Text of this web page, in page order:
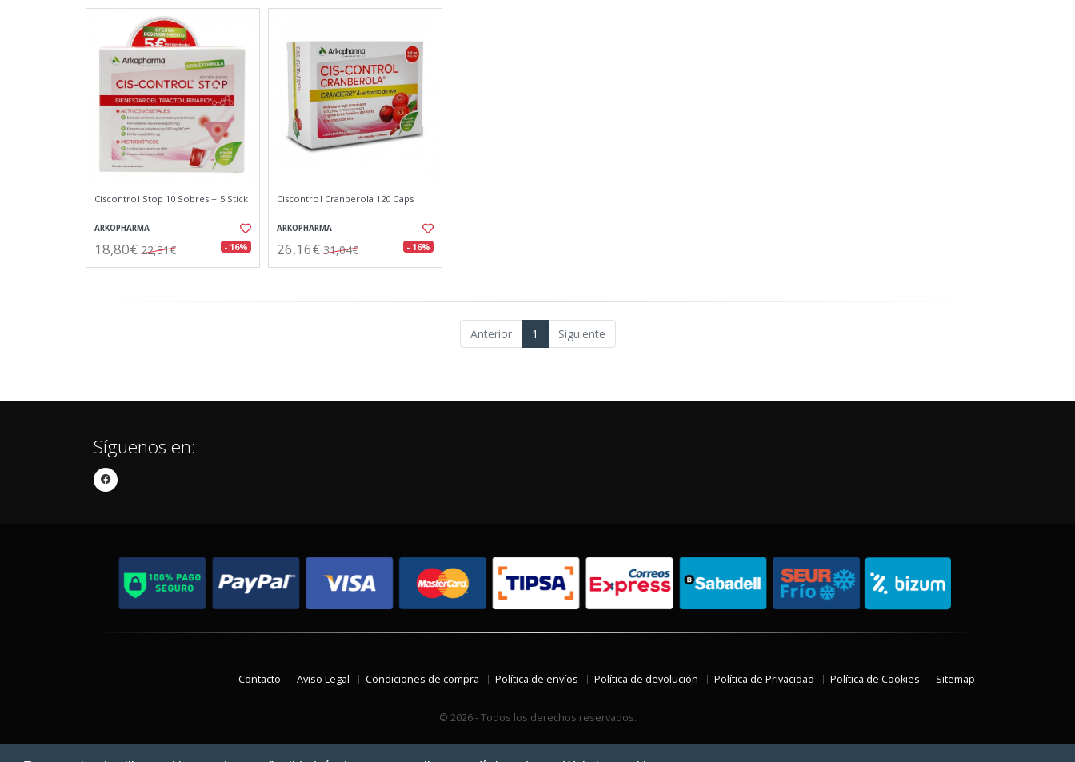
Ciscontrol Stop 10 Sobres + 5 Stick
ARKOPHARMA
18,80€ 22,31€ - 16%
Ciscontrol Cranberola 120 Caps
ARKOPHARMA
26,16€ 31,04€ - 16%
Anterior 1 Siguiente
Síguenos en:
Contacto Aviso Legal Condiciones de compra Política de envíos Política de devolución Política de Privacidad Política de Cookies Sitemap
© 2026 - Todos los derechos reservados.